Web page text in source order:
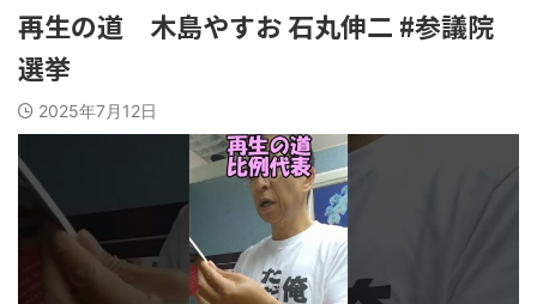
再生の道 木島やすお 石丸伸二 #参議院
選挙
2025年7月12日